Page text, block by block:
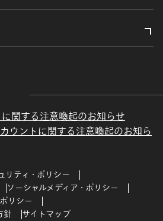
関する注意喚起のお知らせ
ウントに関する注意喚起のお知ら
リティ・ポリシー
ソーシャルメディア・ポリシー
リシー
針
サイトマップ